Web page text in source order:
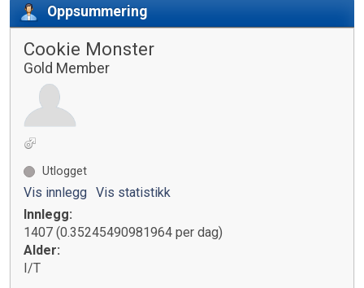
Oppsummering
Cookie Monster
Gold Member
Utlogget
Vis innlegg Vis statistikk
Innlegg:
1407 (0.35245490981964 per dag)
Alder:
I/T